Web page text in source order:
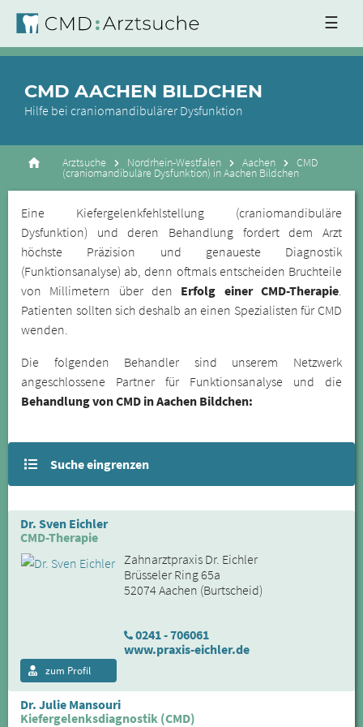
☰
CMD AACHEN BILDCHEN
Hilfe bei craniomandibulärer Dysfunktion
Arztsuche Nordrhein-Westfalen Aachen CMD
(craniomandibuläre Dysfunktion) in Aachen Bildchen
Eine Kiefergelenkfehlstellung (craniomandibuläre
Dysfunktion) und deren Behandlung fordert dem Arzt
höchste Präzision und genaueste Diagnostik
(Funktionsanalyse) ab, denn oftmals entscheiden Bruchteile
von Millimetern über den Erfolg einer CMD-Therapie.
Patienten sollten sich deshalb an einen Spezialisten für CMD
wenden.
Die folgenden Behandler sind unserem Netzwerk
angeschlossene Partner für Funktionsanalyse und die
Behandlung von CMD in Aachen Bildchen:
Suche eingrenzen
Dr. Sven Eichler
CMD-Therapie
Zahnarztpraxis Dr. Eichler
Brüsseler Ring 65a
52074 Aachen (Burtscheid)
0241 - 706061
www.praxis-eichler.de
zum Profil
Dr. Julie Mansouri
Kiefergelenksdiagnostik (CMD)